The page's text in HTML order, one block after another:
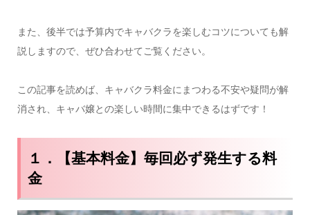
また、後半では予算内でキャバクラを楽しむコツについても解
説しますので、ぜひ合わせてご覧ください。
この記事を読めば、キャバクラ料金にまつわる不安や疑問が解
消され、キャバ嬢との楽しい時間に集中できるはずです！
１．【基本料金】毎回必ず発生する料
金